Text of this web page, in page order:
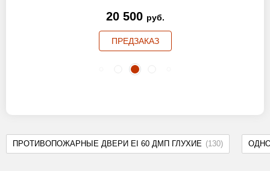
ПРОТИВОПОЖАРНЫЕ ДВЕРИ EI 60 ДМП ГЛУХИЕ (130)
20 500 руб.
ПРЕДЗАКАЗ